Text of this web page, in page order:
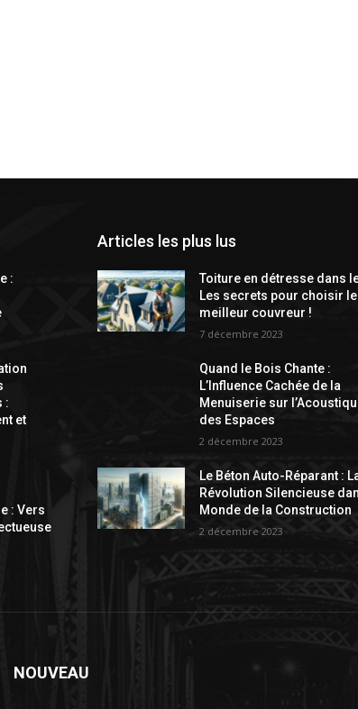
:
:
et
: Vers
Articles les plus lus
Toiture en détresse dans
Les secrets pour choisir le
meilleur couvreur !
7 décembre 2023
Quand le Bois Chante :
L’Influence Cachée de la
Menuiserie sur
des Espaces
2 décembre 2023
Le Béton Auto-Réparant :
Révolution Silencieuse
Monde de la Construction
2 décembre 2023
NOUVEAU